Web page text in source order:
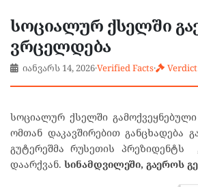
სოციალურ ქსელში
ვრცელდება
იანვარს 14, 2026·Verified Facts·
სოციალურ ქსელში
ომთან დაკავშირებით განცხადება
გუტერეშმა რუსეთის
დაარქვან. სინამდვილეში, გაეროს